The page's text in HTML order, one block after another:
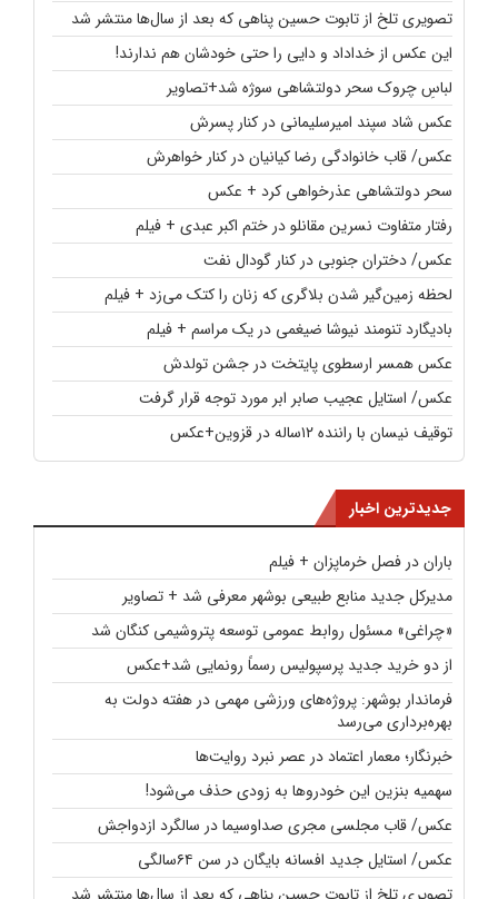
تصویری تلخ از تابوت حسین پناهی که بعد از سال‌ها منتشر شد
این عکس از خداداد و دایی را حتی خودشان هم ندارند!
لباسِ چروک سحر دولتشاهی سوژه شد+تصاویر
عکس شاد سپند امیرسلیمانی در کنار پسرش
عکس/ قاب خانوادگی رضا کیانیان در کنار خواهرش
سحر دولتشاهی عذرخواهی کرد + عکس
رفتار متفاوت نسرین مقانلو در ختم اکبر عبدی + فیلم
عکس/ دختران جنوبی در کنار گودال نفت
لحظه زمین‌گیر شدن بلاگری که زنان را کتک می‌زد + فیلم
بادیگارد تنومند نیوشا ضیغمی در یک مراسم + فیلم
عکس همسر ارسطوی پایتخت در جشن تولدش
عکس/ استایل عجیب صابر ابر مورد توجه قرار گرفت
توقیف نیسان با راننده ۱۲ساله در قزوین+عکس
جدیدترین اخبار
باران در فصل خرماپزان + فیلم
مدیرکل جدید منابع طبیعی بوشهر معرفی شد + تصاویر
«چراغی» مسئول روابط عمومی توسعه پتروشیمی کنگان شد
از دو خرید جدید پرسپولیس رسماً رونمایی شد+عکس
فرماندار بوشهر: پروژه‌های ورزشی مهمی در هفته دولت به
بهره‌برداری می‌رسد
خبرنگار؛ معمار اعتماد در عصر نبرد روایت‌ها
سهمیه بنزین این خودروها به زودی حذف می‌شود!
عکس/ قاب مجلسی مجری صداوسیما در سالگرد ازدواجش
عکس/ استایل جدید افسانه بایگان در سن ۶۴سالگی
تصویری تلخ از تابوت حسین پناهی که بعد از سال‌ها منتشر شد